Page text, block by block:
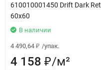
610010001450 Drift Dark Ret
60x60
В наличии
4 490,64 ₽ /упак.
4 158 ₽/м²